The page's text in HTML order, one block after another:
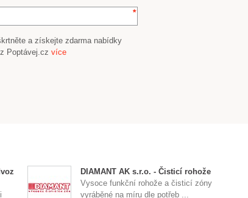
a získejte zdarma nabídky
Poptávej.cz více
DIAMANT AK s.r.o. - Čisticí rohože
Vysoce funkční rohože a čisticí zóny
vyráběné na míru dle potřeb ...